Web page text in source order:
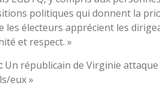
politiques qui donnent la
les électeurs apprécient les
et respect. »
Un républicain de Virginie
eux »